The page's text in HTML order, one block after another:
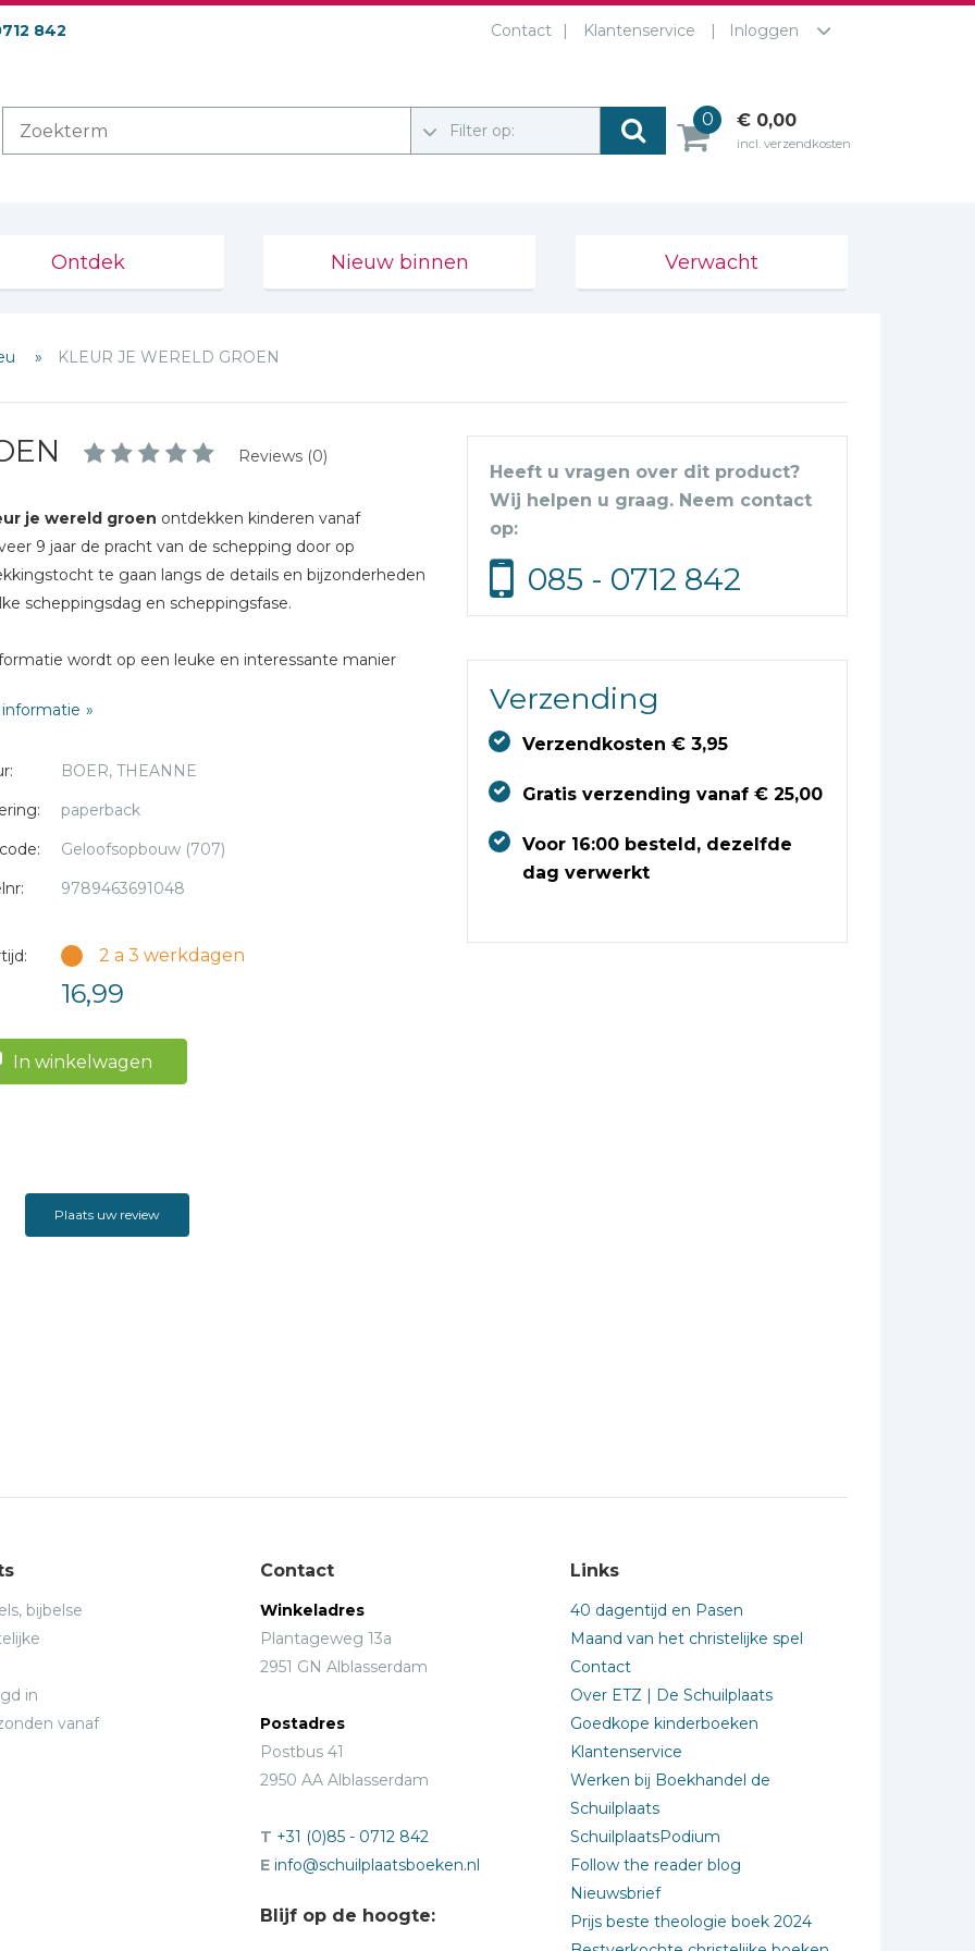
842 Contact Klantenservice Inloggen
Filter op:
0 € 0,00
incl. verzendkosten
Ontdek Nieuw binnen Verwacht
KLEUR JE WERELD GROEN
Reviews (0)
je wereld groen ontdekken kinderen vanaf
9 jaar de pracht van de schepping door op
te gaan langs de details en bijzonderheden
scheppingsdag en scheppingsfase.
wordt op een leuke en interessante manier
en dingen om te doen.
BOER, THEANNE
paperback
Geloofsopbouw (707)
9789463691048
2 a 3 werkdagen
16,99
In winkelwagen
Heeft u vragen over dit product?
Wij helpen u graag. Neem contact
op:
085 - 0712 842
Verzending
Verzendkosten € 3,95
Gratis verzending vanaf € 25,00
Voor 16:00 besteld, dezelfde
dag verwerkt
Plaats uw review
bijbelse
in
vanaf
Contact
Winkeladres
Plantageweg 13a
2951 GN Alblasserdam
Postadres
Postbus 41
2950 AA Alblasserdam
T +31 (0)85 - 0712 842
E info@schuilplaatsboeken.nl
Blijf op de hoogte:
Links
40 dagentijd en Pasen
Maand van het christelijke spel
Contact
Over ETZ | De Schuilplaats
Goedkope kinderboeken
Klantenservice
Werken bij Boekhandel de
Schuilplaats
SchuilplaatsPodium
Follow the reader blog
Nieuwsbrief
Prijs beste theologie boek 2024